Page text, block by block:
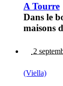
A Tourre
Dans le
maisons
2
(Viella)